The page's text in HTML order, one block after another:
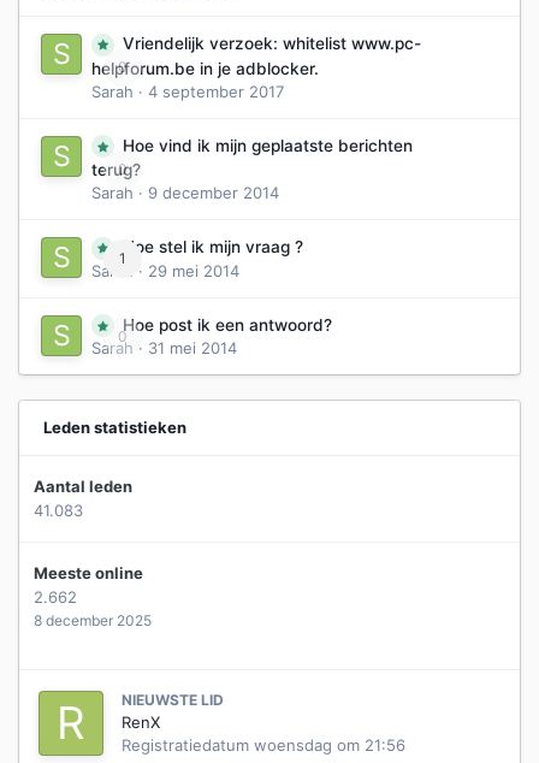
0
Vriendelijk verzoek: whitelist www.pc-
helpforum.be in je adblocker.
Sarah · 4 september 2017
0
Hoe vind ik mijn geplaatste berichten
terug?
Sarah · 9 december 2014
1
Hoe stel ik mijn vraag ?
Sarah
· 29 mei 2014
0
Hoe post ik een antwoord?
Sarah · 31 mei 2014
Leden statistieken
Aantal leden
41.083
Meeste online
2.662
8 december 2025
NIEUWSTE LID
RenX
Registratiedatum woensdag om 21:56